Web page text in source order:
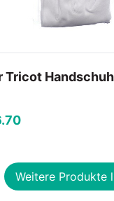
Tricot
.70
In den
Weitere Produkte